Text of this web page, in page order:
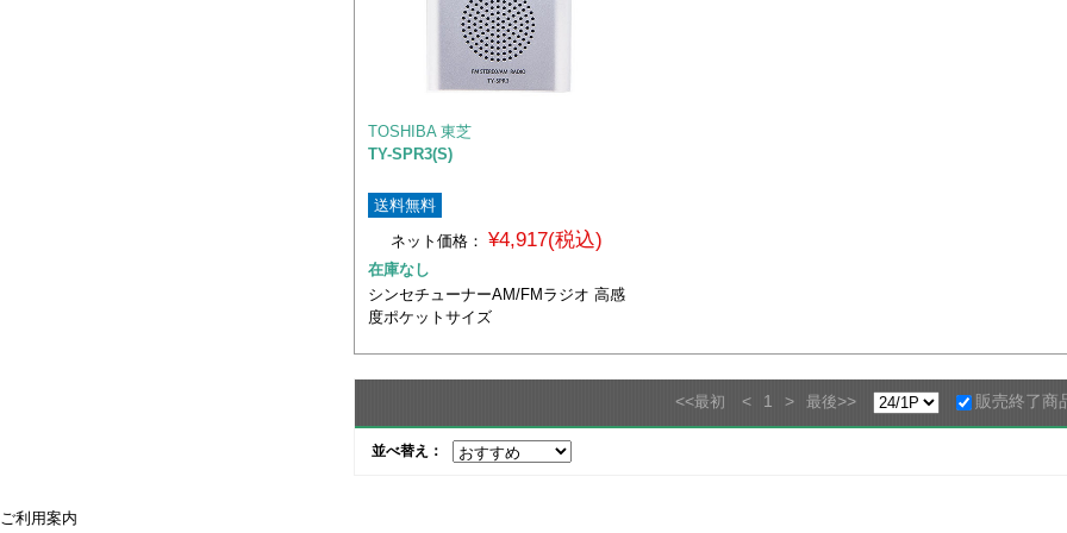
TOSHIBA 東芝
TY-SPR3(S)
送料無料
ネット価格： ¥4,917(税込)
在庫なし
シンセチューナーAM/FMラジオ 高感
度ポケットサイズ
<<最初 < 1 > 最後>> 販売終了商
並べ替え：
ご利用案内